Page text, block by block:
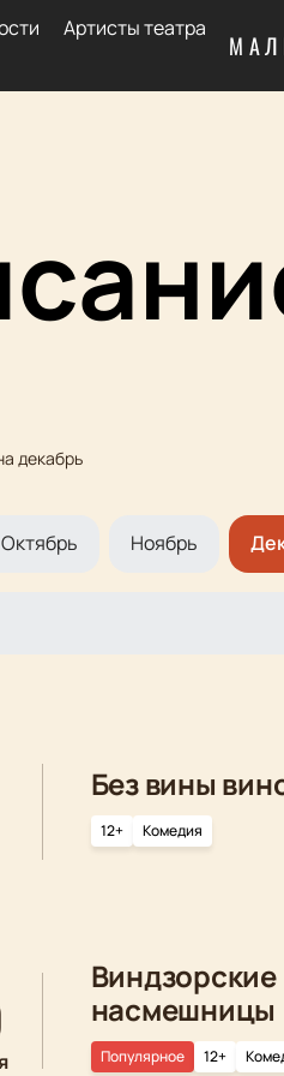
Артисты театра
декабрь
Октябрь Ноябрь
Без вины
12+ Комедия
Виндзорские
насмешницы
12+
Популярное